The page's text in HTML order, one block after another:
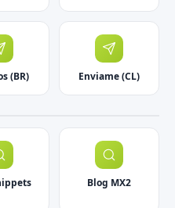
(BR) Enviame (CL)
Blog MX2